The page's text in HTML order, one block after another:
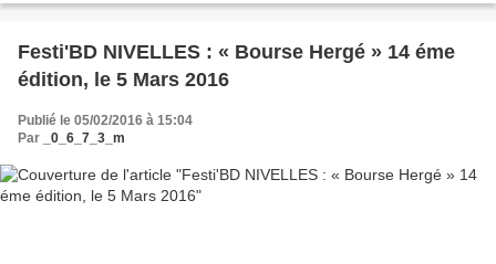
Festi'BD NIVELLES : « Bourse Hergé » 14 éme
édition, le 5 Mars 2016
Publié le 05/02/2016 à 15:04
Par
_0_6_7_3_m